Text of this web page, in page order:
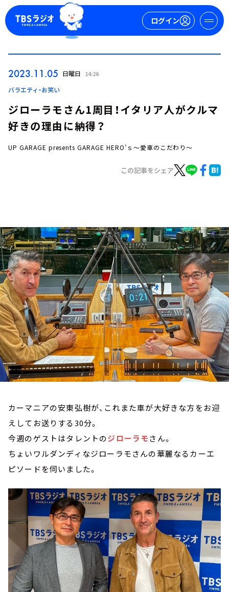
ログイン
ログイン
お知らせ
イベント・グッズ
YouTube
会社情報
2023.11.05 日曜日 14:26
バラエティ・お笑い
ジローラモさん1周目！イタリア人がクルマ
好きの理由に納得？
UP GARAGE presents GARAGE HERO’ｓ～愛車のこだわり～
この記事をシェア
カーマニアの安東弘樹が、これまた車が大好きな方をお迎
えしてお送りする30分。
今週のゲストはタレントのジローラモさん。
ちょいワルダンディなジローラモさんの華麗なるカーエ
ピソードを伺いました。